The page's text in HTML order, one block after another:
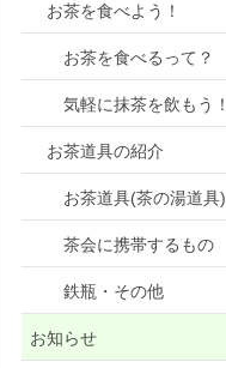
お茶を食べよう！
お茶を食べるって？
気軽に抹茶を飲もう！
お茶道具の紹介
お茶道具(茶の湯道具)
茶会に携帯するもの
鉄瓶・その他
お知らせ